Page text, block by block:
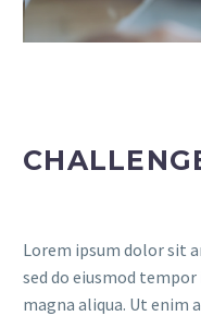
Lorem ipsum dolor sit
sed do eiusmod
magna aliqua. Ut enim